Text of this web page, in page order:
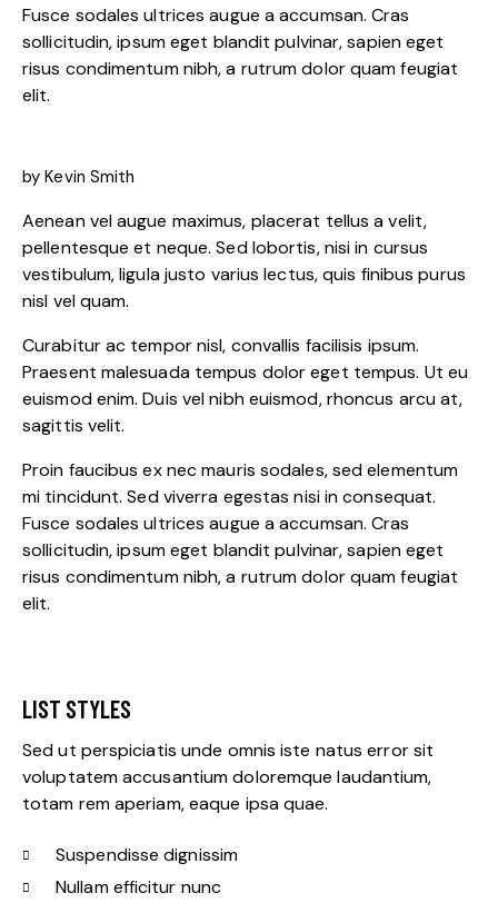
Fusce sodales ultrices augue a accumsan. Cras
sollicitudin, ipsum eget blandit pulvinar, sapien eget
risus condimentum nibh, a rutrum dolor quam feugiat
elit.
by Kevin Smith
Aenean vel augue maximus, placerat tellus a velit,
pellentesque et neque. Sed lobortis, nisi in cursus
vestibulum, ligula justo varius lectus, quis finibus purus
nisl vel quam.
Curabitur ac tempor nisl, convallis facilisis ipsum.
Praesent malesuada tempus dolor eget tempus. Ut eu
euismod enim. Duis vel nibh euismod, rhoncus arcu at,
sagittis velit.
Proin faucibus ex nec mauris sodales, sed elementum
mi tincidunt. Sed viverra egestas nisi in consequat.
Fusce sodales ultrices augue a accumsan. Cras
sollicitudin, ipsum eget blandit pulvinar, sapien eget
risus condimentum nibh, a rutrum dolor quam feugiat
elit.
LIST STYLES
Sed ut perspiciatis unde omnis iste natus error sit
voluptatem accusantium doloremque laudantium,
totam rem aperiam, eaque ipsa quae.
Suspendisse dignissim
Nullam efficitur nunc